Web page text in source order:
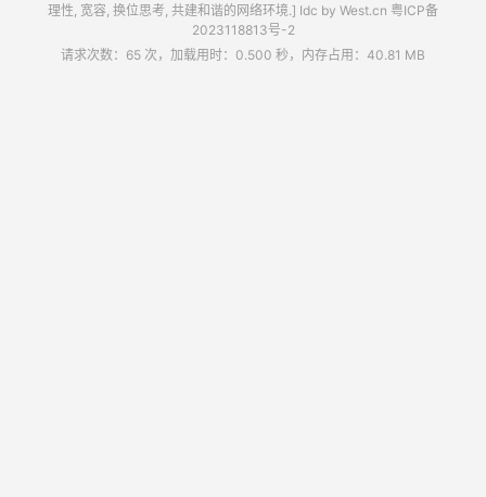
理性, 宽容, 换位思考, 共建和谐的网络环境.] Idc by West.cn 粤ICP备
2023118813号-2
请求次数：65 次，加载用时：0.500 秒，内存占用：40.81 MB